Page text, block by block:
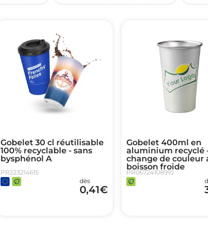
Gobelet 30 cl réutilisable
100% recyclable - sans
bysphénol A
PR223214615
dès
0,41€
Gobelet 400ml en
aluminium recyclé
change de couleur
boisson froide
PR06724108910